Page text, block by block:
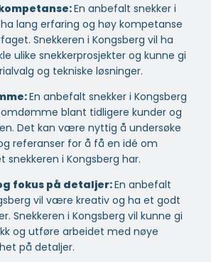
En anbefalt snekker i
lang erfaring og høy kompetanse
Snekkeren i Kongsberg vil ha
ulike snekkerprosjekter og kunne gi
og tekniske løsninger.
En anbefalt snekker i Kongsberg
blant tidligere kunder og
Det kan være nyttig å undersøke
referanser for å få en idé om
snekkeren i Kongsberg har.
fokus på detaljer:En anbefalt
vil være kreativ og ha et godt
Snekkeren i Kongsberg vil kunne gi
og utføre arbeidet med nøye
på detaljer.